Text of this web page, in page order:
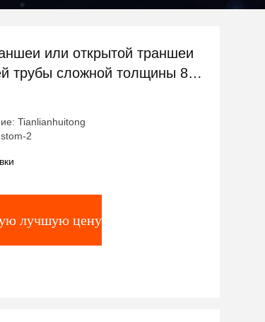
или открытой траншеи
трубы сложной толщины 85
Tianlianhuitong
2
лучшую цену